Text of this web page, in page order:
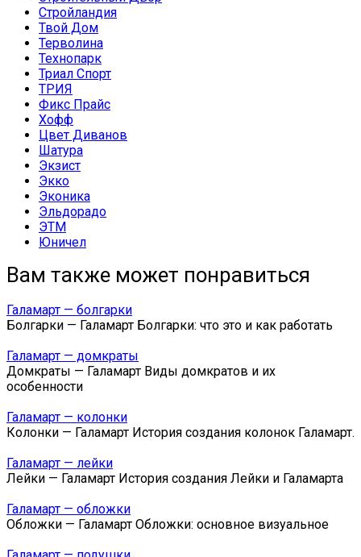
Стройландия
Твой Дом
Терволина
Технопарк
Триал Спорт
ТРИЯ
Фикс Прайс
Хофф
Цвет Диванов
Шатура
Экзист
Экко
Эконика
Эльдорадо
ЭТМ
Юничел
Вам также может понравиться
Галамарт — болгарки
Болгарки — Галамарт Болгарки: что это и как работать
Галамарт — домкраты
Домкраты — Галамарт Виды домкратов и их
особенности
Галамарт — колонки
Колонки — Галамарт История создания колонок Галамарт.
Галамарт — лейки
Лейки — Галамарт История создания Лейки и Галамарта
Галамарт — обложки
Обложки — Галамарт Обложки: основное визуальное